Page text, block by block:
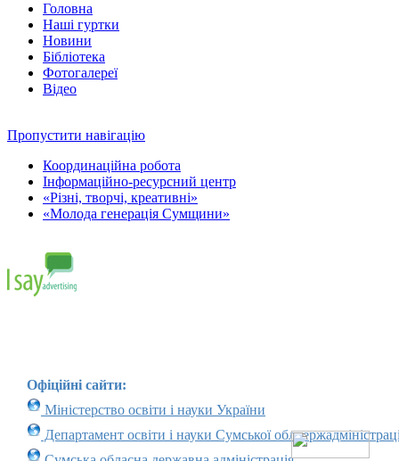
Головна
Наші гуртки
Новини
Бібліотека
Фотогалереї
Відео
Пропустити навігацію
Координаційна робота
Інформаційно-ресурсний центр
«Різні, творчі, креативні»
«Молода генерація Сумщини»
Офіційні сайти:
Міністерство освіти і науки України
Департамент освіти і науки Сумської